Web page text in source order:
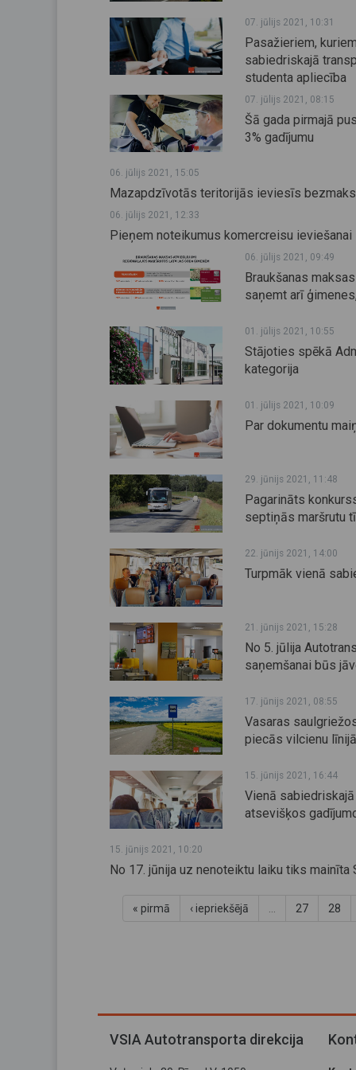
07. jūlijs 2021, 10:31
Pasažieriem,
sabiedriskajā
studenta apliecība
07. jūlijs 2021, 08:15
Šā gada pirmajā
3% gadījumu
06. jūlijs 2021, 15:05
Mazapdzīvotās teritorijās ieviesīs
06. jūlijs 2021, 12:33
Pieņem noteikumus komercreisu ieviešanai
06. jūlijs 2021, 09:49
Braukšanas
saņemt arī
01. jūlijs 2021, 10:55
Stājoties spēkā
kategorija
01. jūlijs 2021, 10:09
Par dokumentu
29. jūnijs 2021, 11:48
Pagarināts
septiņās maršrutu
22. jūnijs 2021, 14:00
Turpmāk vienā
21. jūnijs 2021, 15:28
No 5. jūlija
saņemšanai būs
17. jūnijs 2021, 08:55
Vasaras
piecās vilcienu
15. jūnijs 2021, 16:44
Vienā
atsevišķos
15. jūnijs 2021, 10:20
No 17. jūnija uz nenoteiktu laiku tiks
« pirmā ‹ iepriekšējā 27 28
VSIA Autotransporta direkcija